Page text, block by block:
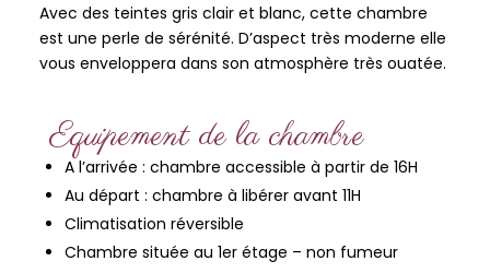
Avec des teintes gris clair et blanc, cette chambre
est une perle de sérénité. D’aspect très moderne elle
vous enveloppera dans son atmosphère très ouatée.
Equipement de la chambre
A l’arrivée : chambre accessible à partir de 16H
Au départ : chambre à libérer avant 11H
Climatisation réversible
Chambre située au 1er étage – non fumeur